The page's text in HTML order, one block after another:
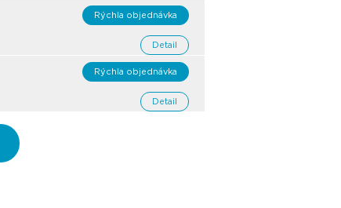
Rýchla objednávka
Detail
Rýchla objednávka
Detail